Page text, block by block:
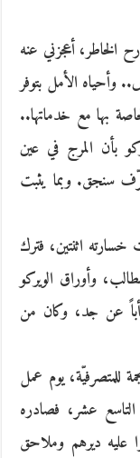
الخاطر، أعجزني عنه
وأحياه الأمل بتوفر
بها مع خدماتها..
بأن المرج في عين
سنجق. وبما يثبت
اثنتين، فترك
وأوراق الويركو
أباً عن جد، وكان من
للمتصرفيّة، يوم عمل
عشر، فصادره
عليه ديرهم وملاحق